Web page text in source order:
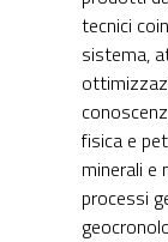
tecnici
sistema,
fisica e
minerali e
processi